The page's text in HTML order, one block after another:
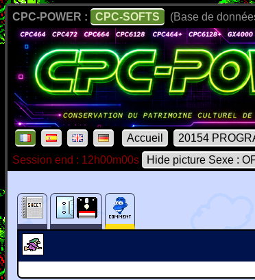
CPC-POWER : CPC-SOFTS (Base de
Accueil 20154
Session end : 12h00m00s
Hide picture Sexe :